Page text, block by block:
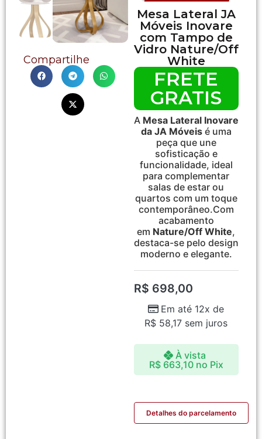
Compartilhe
Mesa Lateral JA
Móveis Inovare
com Tampo de
Vidro Nature/Off
White
FRETE
GRATIS
A Mesa Lateral Inovare
da JA Móveisé uma
peça que une
sofisticação e
funcionalidade, ideal
para complementar
salas de estar ou
quartos com um toque
contemporâneo.Com
acabamento
em Nature/Off White,
destaca-se pelo design
moderno e elegante.
R$ 698,00
Em até 12x de
R$ 58,17 sem juros
À vista
R$663,10 no Pix
Detalhes do parcelamento